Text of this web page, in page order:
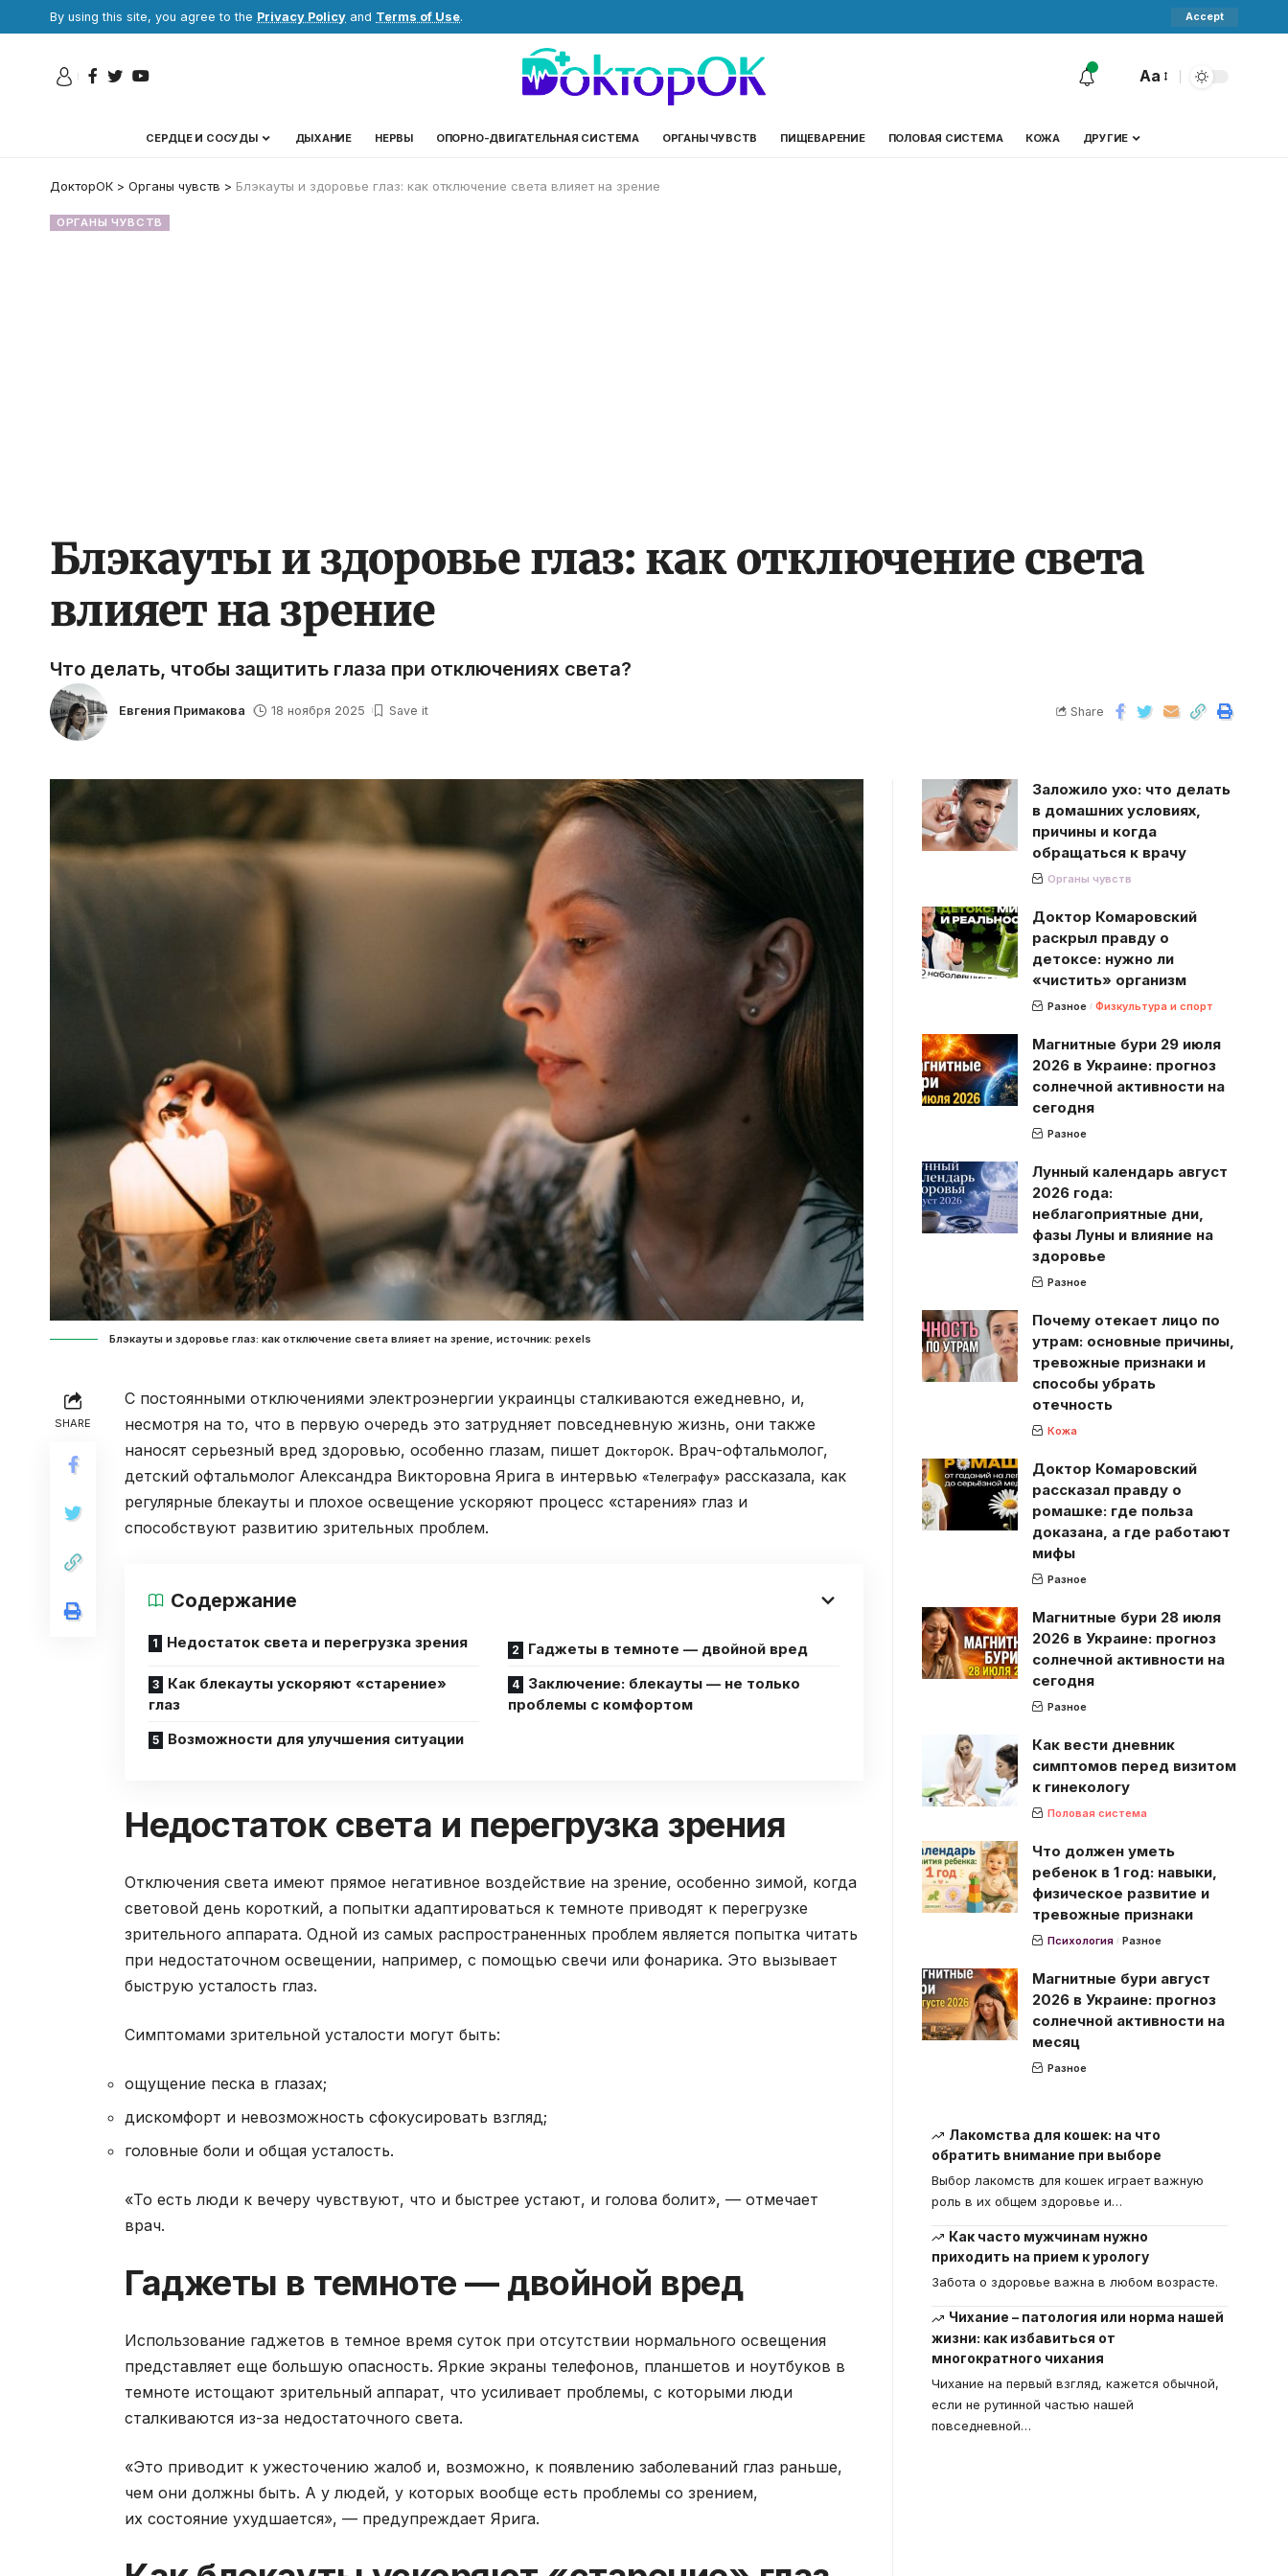
By using this site, you agree to the Privacy Policy and Terms of Use. Accept
Aa
СЕРДЦЕ И СОСУДЫ ДЫХАНИЕ НЕРВЫ ОПОРНО-ДВИГАТЕЛЬНАЯ СИСТЕМА ОРГАНЫ ЧУВСТВ ПИЩЕВАРЕНИЕ ПОЛОВАЯ СИСТЕМА КОЖА ДРУГИЕ
ДокторОК > Органы чувств > Блэкауты и здоровье глаз: как отключение света влияет на зрение
ОРГАНЫ ЧУВСТВ
Блэкауты и здоровье глаз: как отключение света
влияет на зрение
Что делать, чтобы защитить глаза при отключениях света?
Евгения Примакова 18 ноября 2025 Share
Блэкауты и здоровье глаз: как отключение света влияет на зрение, источник: pexels
SHARE
С постоянными отключениями электроэнергии украинцы сталкиваются ежедневно, и,
несмотря на то, что в первую очередь это затрудняет повседневную жизнь, они также
наносят серьезный вред здоровью, особенно глазам, пишет ДокторОК. Врач-офтальмолог,
детский офтальмолог Александра Викторовна Ярига в интервью «Телеграфу» рассказала, как
регулярные блекауты и плохое освещение ускоряют процесс «старения» глаз и
способствуют развитию зрительных проблем.
Содержание
Недостаток света и перегрузка зрения
Гаджеты в темноте — двойной вред
Как блекауты ускоряют «старение»
глаз
Заключение: блекауты — не только
проблемы с комфортом
Возможности для улучшения ситуации
Недостаток света и перегрузка зрения
Отключения света имеют прямое негативное воздействие на зрение, особенно зимой, когда
световой день короткий, а попытки адаптироваться к темноте приводят к перегрузке
зрительного аппарата. Одной из самых распространенных проблем является попытка читать
при недостаточном освещении, например, с помощью свечи или фонарика. Это вызывает
быструю усталость глаз.
Симптомами зрительной усталости могут быть:
ощущение песка в глазах;
дискомфорт и невозможность сфокусировать взгляд;
головные боли и общая усталость.
«То есть люди к вечеру чувствуют, что и быстрее устают, и голова болит», — отмечает
врач.
Гаджеты в темноте — двойной вред
Использование гаджетов в темное время суток при отсутствии нормального освещения
представляет еще большую опасность. Яркие экраны телефонов, планшетов и ноутбуков в
темноте истощают зрительный аппарат, что усиливает проблемы, с которыми люди
сталкиваются из-за недостаточного света.
«Это приводит к ужесточению жалоб и, возможно, к появлению заболеваний глаз раньше,
чем они должны быть. А у людей, у которых вообще есть проблемы со зрением,
их состояние ухудшается», — предупреждает Ярига.
Заложило ухо: что делать
в домашних условиях,
причины и когда
обращаться к врачу
Органы чувств
Доктор Комаровский
раскрыл правду о
детоксе: нужно ли
«чистить» организм
Разное Физкультура и спорт
Магнитные бури 29 июля
2026 в Украине: прогноз
солнечной активности на
сегодня
Разное
Лунный календарь август
2026 года:
неблагоприятные дни,
фазы Луны и влияние на
здоровье
Разное
Почему отекает лицо по
утрам: основные причины,
тревожные признаки и
способы убрать
отечность
Кожа
Доктор Комаровский
рассказал правду о
ромашке: где польза
доказана, а где работают
мифы
Разное
Магнитные бури 28 июля
2026 в Украине: прогноз
солнечной активности на
сегодня
Разное
Как вести дневник
симптомов перед визитом
к гинекологу
Половая система
Что должен уметь
ребенок в 1 год: навыки,
физическое развитие и
тревожные признаки
Психология Разное
Магнитные бури август
2026 в Украине: прогноз
солнечной активности на
месяц
Разное
Лакомства для кошек: на что
обратить внимание при выборе
Выбор лакомств для кошек играет важную
роль в их общем здоровье и…
Как часто мужчинам нужно
приходить на прием к урологу
Забота о здоровье важна в любом возрасте.
Чихание – патология или норма нашей
жизни: как избавиться от
многократного чихания
Чихание на первый взгляд, кажется обычной,
если не рутинной частью нашей
повседневной…